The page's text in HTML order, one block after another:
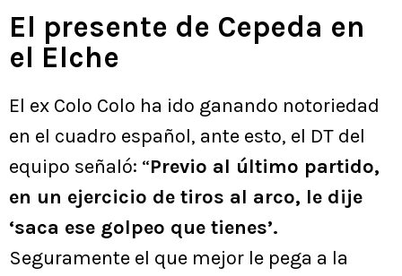
El presente de Cepeda en
el Elche
El ex Colo Colo ha ido ganando notoriedad
en el cuadro español, ante esto, el DT del
equipo señaló: “Previo al último partido,
en un ejercicio de tiros al arco, le dije
‘saca ese golpeo que tienes’.
Seguramente el que mejor le pega a la